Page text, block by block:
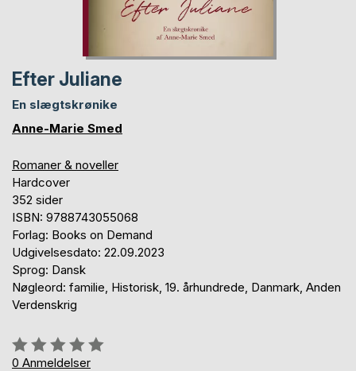
Efter Juliane
En slægtskrønike
Anne-Marie Smed
Romaner & noveller
Hardcover
352 sider
ISBN: 9788743055068
Forlag: Books on Demand
Udgivelsesdato: 22.09.2023
Sprog: Dansk
Nøgleord: familie, Historisk, 19. århundrede, Danmark, Anden
Verdenskrig
Anmeldelse::
0%
0 Anmeldelser